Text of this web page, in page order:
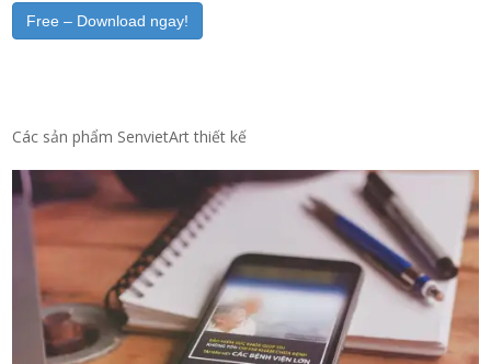
Free – Download ngay!
Các sản phẩm SenvietArt thiết kế